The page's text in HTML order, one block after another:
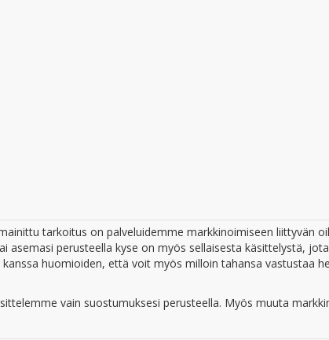
tarkoitus on palveluidemme markkinoimiseen liittyvän
asemasi perusteella kyse on myös sellaisesta käsittelystä,
huomioiden, että voit myös milloin tahansa vastustaa
vain suostumuksesi perusteella. Myös muuta